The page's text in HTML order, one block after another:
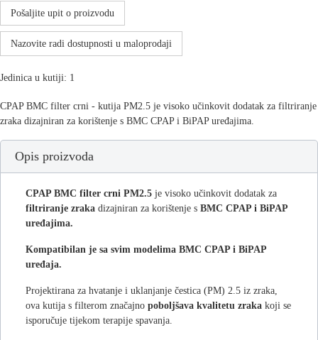
Pošaljite upit o proizvodu
Nazovite radi dostupnosti u maloprodaji
Jedinica u kutiji: 1
CPAP BMC filter crni - kutija PM2.5 je visoko učinkovit dodatak za filtriranje
zraka dizajniran za korištenje s BMC CPAP i BiPAP uređajima.
Opis proizvoda
CPAP BMC filter crni PM2.5 je visoko učinkovit dodatak za
filtriranje zraka dizajniran za korištenje s BMC CPAP i BiPAP
uređajima.
Kompatibilan je sa svim modelima BMC CPAP i BiPAP
uređaja.
Projektirana za hvatanje i uklanjanje čestica (PM) 2.5 iz zraka,
ova kutija s filterom značajno poboljšava kvalitetu zraka koji se
isporučuje tijekom terapije spavanja.